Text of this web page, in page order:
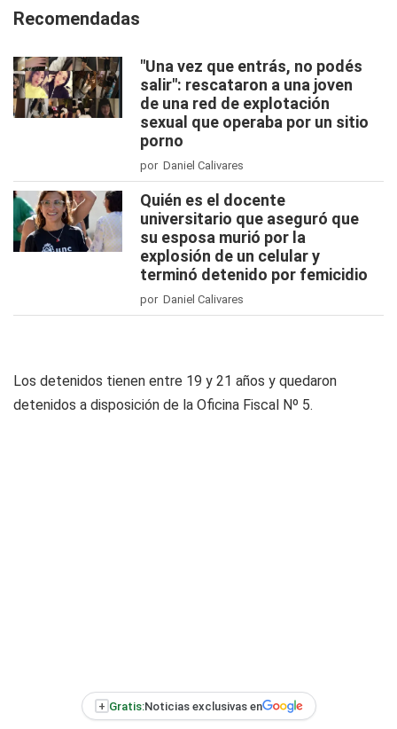
Recomendadas
"Una vez que entrás, no podés
salir": rescataron a una joven
de una red de explotación
sexual que operaba por un sitio
porno
por Daniel Calivares
Quién es el docente
universitario que aseguró que
su esposa murió por la
explosión de un celular y
terminó detenido por femicidio
por Daniel Calivares
Los detenidos tienen entre 19 y 21 años y quedaron
detenidos a disposición de la Oficina Fiscal Nº 5.
+ Gratis:Noticias exclusivas en